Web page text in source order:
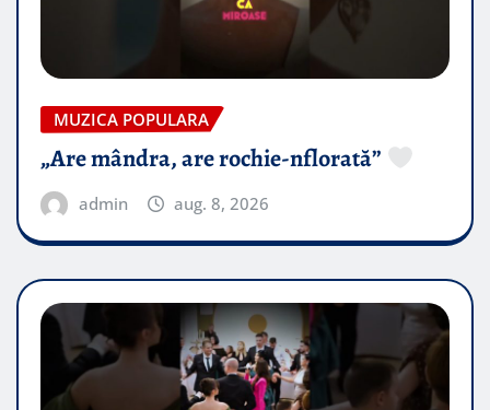
MUZICA POPULARA
„Are mândra, are rochie-nflorată”
admin aug. 8, 2026